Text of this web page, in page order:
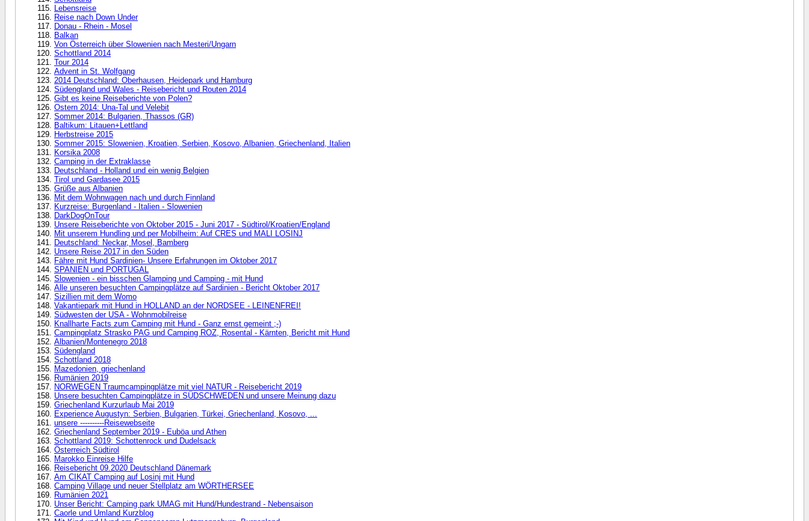
Lebensreise
Reise nach Down Under
Donau - Rhein - Mosel
Balkan
Von Österreich über Slowenien nach Mesteri/Ungarn
Schottland 2014
Tour 2014
Advent in St. Wolfgang
2014 Deutschland: Oberhausen, Heidepark und Hamburg
Südengland und Wales - Reisebericht und Routen 2014
Gibt es keine Reiseberichte von Polen?
Ostern 2014: Una-Tal und Velebit
Sommer 2014: Bulgarien, Thassos (GR)
Baltikum: Litauen+Lettland
Herbstreise 2015
Sommer 2015: Slowenien, Kroatien, Serbien, Kosovo, Albanien, Griechenland, Italien
Korsika 2008
Camping in der Extraklasse
Deutschland - Holland und ein wenig Belgien
Tirol und Gardasee 2015
Grüße aus Albanien
Mit dem Wohnwagen nach und durch Finnland
Kurzreise: Burgenland - Italien - Slowenien
DarkDogOnTour
Unsere Reiseberichte von Oktober 2015 - Juni 2017 - Südtirol/Kroatien/England
Mit unserem Hundling und per Mobilheim: Auf CRES und MALI LOSINJ
Deutschland: Neckar, Mosel, Bamberg
Unsere Reise 2017 in den Süden
Fähre mit Hund Sardinien- Unsere Erfahrungen im Oktober 2017
SPANIEN und PORTUGAL
Slowenien - ein bisschen Glamping und Camping - mit Hund
Alle unseren besuchten Campingplätze auf Sardinien - Bericht Oktober 2017
Sizillien mit dem Womo
Vakantiepark mit Hund in HOLLAND an der NORDSEE - LEINENFREI!
Südwesten der USA - Wohnmobilreise
Knallharte Facts zum Camping mit Hund - Ganz ernst gemeint ;-)
Campingplatz Strasko PAG und Camping ROZ, Rosental - Kärnten, Bericht mit Hund
Albanien/Montenegro 2018
Südengland
Schottland 2018
Mazedonien, griechenland
Rumänien 2019
NORWEGEN Traumcampingplätze mit viel NATUR - Reisebericht 2019
Unsere besuchten Campingplätze in SÜDSCHWEDEN und unsere Meinung dazu
Griechenland Kurzurlaub Mai 2019
Experience Augustyn: Serbien, Bulgarien, Türkei, Griechenland, Kosovo, ...
unsere ----------Reisewebseite
Griechenland September 2019 - Euböa und Athen
Schottland 2019: Schottenrock und Dudelsack
Österreich Südtirol
Marokko Einreise Hilfe
Reisebericht 09.2020 Deutschland Dänemark
Am CIKAT Camping auf Losinj mit Hund
Camping Village und neuer Stellplatz am WÖRTHERSEE
Rumänien 2021
Unser Bericht: Camping park UMAG mit Hund/Hundestrand - Nebensaison
Caorle und Umland Kurzblog